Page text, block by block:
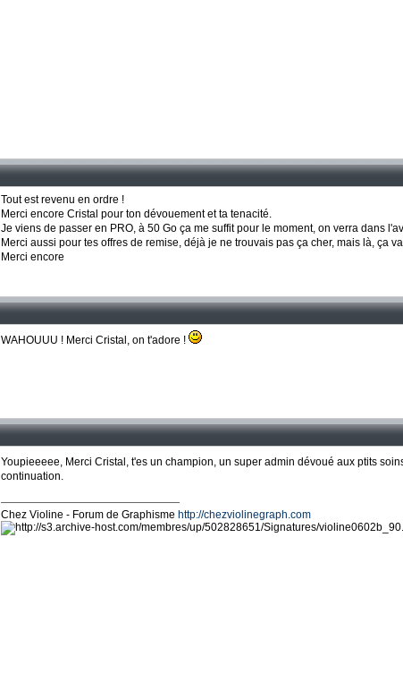
Tout est revenu en ordre !
Merci encore Cristal pour ton dévouement et ta tenacité.
Je viens de passer en PRO, à 50 Go ça me suffit pour le moment, on verra dans
Merci aussi pour tes offres de remise, déjà je ne trouvais pas ça cher, mais là, ça
Merci encore
WAHOUUU ! Merci Cristal, on t'adore !
Youpieeeee, Merci Cristal, t'es un champion, un super admin dévoué aux ptits
continuation.
Chez Violine - Forum de Graphisme http://chezviolinegraph.com